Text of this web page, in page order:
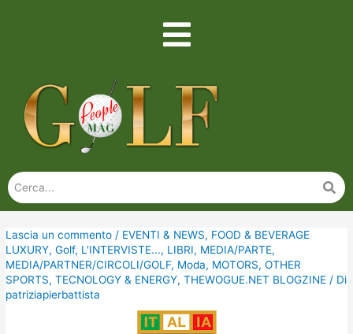
Lascia un commento / EVENTI & NEWS, FOOD & BEVERAGE
LUXURY,Golf, L'INTERVISTE..., LIBRI, MEDIA/PARTE,
MEDIA/PARTNER/CIRCOLI/GOLF, Moda, MOTORS,OTHER
SPORTS,TECNOLOGY & ENERGY,THEWOGUE.NET BLOGZINE / Di
patriziapierbattista